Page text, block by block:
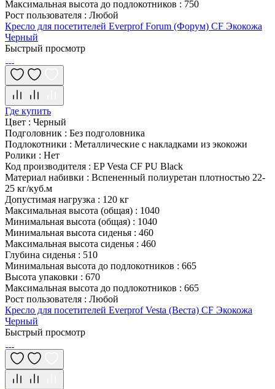
Максимальная высота до подлокотников : 750
Рост пользователя : Любой
Кресло для посетителей Everprof Forum (Форум) CF Экокожа
Черный
Быстрый просмотр
Где купить
Цвет : Черный
Подголовник : Без подголовника
Подлокотники : Металлические с накладками из экокожи
Ролики : Нет
Код производителя : EP Vesta CF PU Black
Материал набивки : Вспененный полиуретан плотностью 22-
25 кг/куб.м
Допустимая нагрузка : 120 кг
Максимальная высота (общая) : 1040
Минимальная высота (общая) : 1040
Минимальная высота сиденья : 460
Максимальная высота сиденья : 460
Глубина сиденья : 510
Минимальная высота до подлокотников : 665
Высота упаковки : 670
Максимальная высота до подлокотников : 665
Рост пользователя : Любой
Кресло для посетителей Everprof Vesta (Веста) CF Экокожа
Черный
Быстрый просмотр